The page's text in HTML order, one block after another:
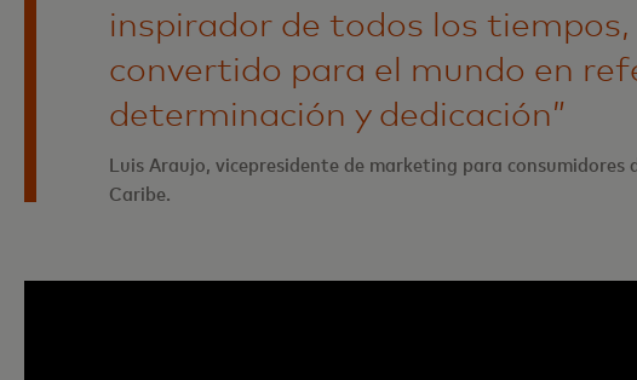
inspirador de todos los tiempos,
convertido para el mundo en
determinación y dedicación”
Luis Araujo, vicepresidente de marketing para consumidores
Caribe.